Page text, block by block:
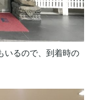
いるので、到着時の